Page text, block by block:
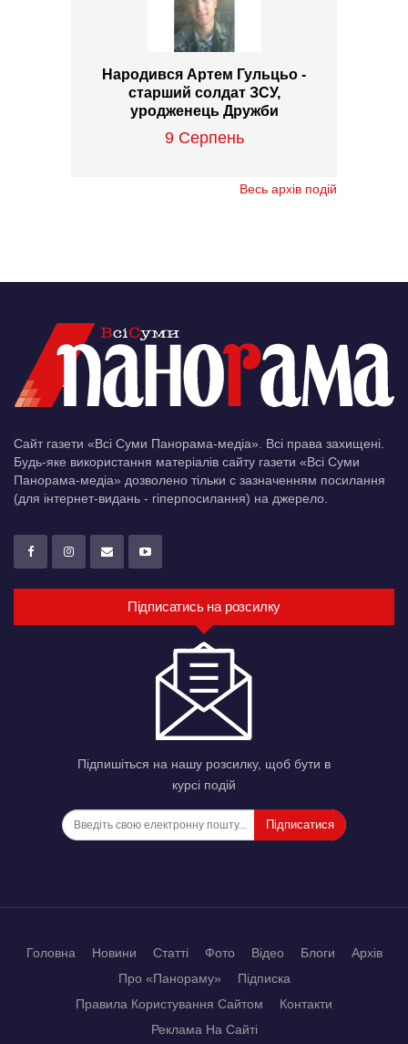
Народився Артем Гульцьо -
старший солдат ЗСУ,
уродженець Дружби
9 Серпень
Весь архів подій
Сайт газети «Всі Суми Панорама-медіа». Всі права захищені.
Будь-яке використання матеріалів сайту газети «Всі Суми
Панорама-медіа» дозволено тільки c зазначенням посилання
(для інтернет-видань - гіперпосилання) на джерело.
Підписатись на розсилку
Підпишіться на нашу розсилку, щоб бути в
курсі подій
Підписатися
Головна Новини Статті Фото Відео Блоги
Архів
Про «Панораму»
Підписка
Правила Користування Сайтом
Контакти
Реклама На Сайті